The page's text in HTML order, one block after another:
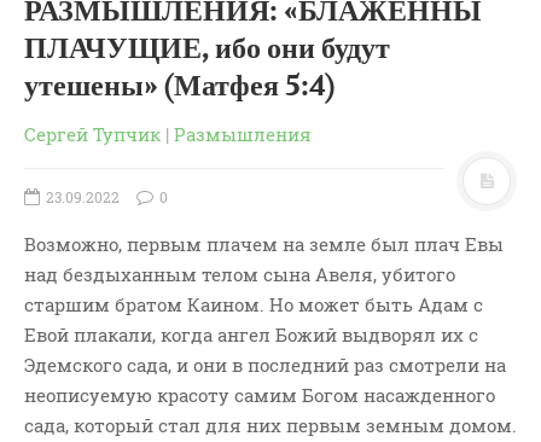
РАЗМЫШЛЕНИЯ: «БЛАЖЕННЫ
ПЛАЧУЩИЕ, ибо они будут
утешены» (Матфея 5:4)
Сергей Тупчик | Размышления
23.09.2022 0
Возможно, первым плачем на земле был плач Евы
над бездыханным телом сына Авеля, убитого
старшим братом Каином. Но может быть Адам с
Евой плакали, когда ангел Божий выдворял их с
Эдемского сада, и они в последний раз смотрели на
неописуемую красоту самим Богом насажденного
сада, который стал для них первым земным домом.